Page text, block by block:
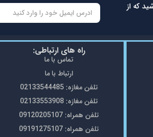
که از
راه های ارتباطی:
تماس با ما
ارتباط با ما
تلفن مغازه: 02133544485
تلفن مغازه: 02133553908
تلفن همراه: 09120205107
تلفن همراه: 09191275107